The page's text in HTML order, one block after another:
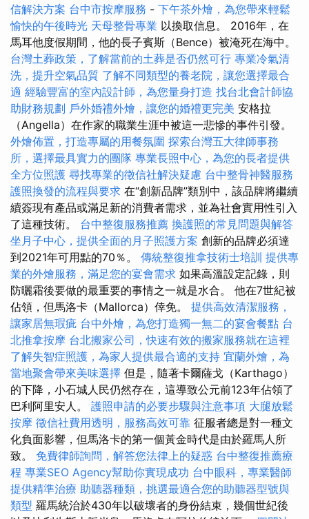
信解決方案 台中市按摩服務 - 下午茶外燴，為您帶來輕鬆
愉快的午後時光 天母整骨專業 以換取信息。 2016年，在
馬耳他度假期間，他的長子賓斯（Bence）被淹死在海中。
台灣土葬政策，了解當前的土葬是否仍然可行 專業冷氣清
洗，提升空氣品質 了解不同類型的養老院，讓您選擇最合
適 經驗豐富的室內設計師，為您量身打造 找台北會計師協
助財務規劃 戶外婚禮外燴，讓您的婚禮更完美 安格拉
（Angella）在作家的職業生涯中被這一悲慘的事件引發。
外燴佈置，打造專屬的用餐氛圍 探索台灣五大律師事務
所，選擇最具實力的團隊 專業長照中心，為您的長者提供
全方位照護 尋找專業的徵信社解決疑慮 台中整骨神醫服務
護照換發的流程與要求 在“創新品牌”類別中，該品牌將繼續
續簽現有產品或滿足新的消費者需求，並為社會實用性引入
了這種技術。 台中整復服務推薦 換護照的常見問題與解答
坐月子中心，提供全面的月子照護方案 創新的品牌必須達
到2021年可用點的70％。 傳統整復推拿技術士培訓 提供專
業的外燴服務，滿足您的宴會需求 如果高溫設定記錄，則
防曬霜後要做的最重要的事情之一就是水合。 他在7世紀被
佔領，但馬洛卡（Mallorca）倖免。 提供高效清潔服務，
讓家居無瑕疵 台中外燴，為您打造獨一無二的宴會餐點 台
北推拿按摩 台北搬家公司，快速有效的搬家服務就在這裡
了解失智症照護，為家人提供最合適的支持 宜蘭外燴，為
當地聚會帶來美味選擇 但是，隨著卡爾薩戈（​​Karthago）
的下降，小石城人民仍然存在，這導致公元前123年佔領了
巴利阿里安人。 護照申請的必要步驟與注意事項 大腿放鬆
按摩 徵信社費用透明，服務高效可靠 征服者總是對一種文
化負面影響，但馬洛卡的第一個黃金時代是由於羅馬人所
致。 免費律師詢問，解答您法律上的疑惑 台中整復推薦療
程 專業SEO Agency幫助你實現成功 台中眼科，專業醫師
提供精準治療 助聽器種類，挑選最適合您的助聽器型號與
類型 羅馬統治於430年以破壞者的身份結束，幾個世紀後